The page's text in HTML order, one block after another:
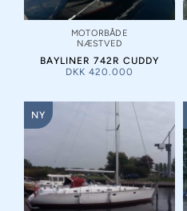
MOTORBÅDE
NÆSTVED
BAYLINER 742R CUDDY
DKK 420.000
NY